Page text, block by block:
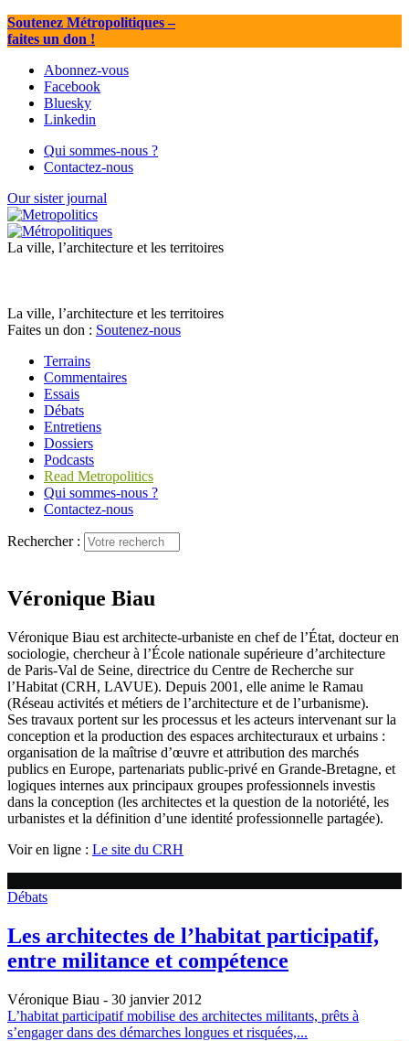
Soutenez Métropolitiques–
faites un don !
Abonnez-vous
Facebook
Bluesky
Linkedin
Qui sommes-nous ?
Contactez-nous
Our sister journal
La ville, l’architecture et les territoires
La ville, l’architecture et les territoires
Faites un don : Soutenez-nous
Terrains
Commentaires
Essais
Débats
Entretiens
Dossiers
Podcasts
Read Metropolitics
Qui sommes-nous ?
Contactez-nous
Rechercher :
Véronique Biau
Véronique Biau est architecte-urbaniste en chef de l’État, docteur en
sociologie, chercheur à l’École nationale supérieure d’architecture
de Paris-Val de Seine, directrice du Centre de Recherche sur
l’Habitat (CRH, LAVUE). Depuis 2001, elle anime le Ramau
(Réseau activités et métiers de l’architecture et de l’urbanisme).
Ses travaux portent sur les processus et les acteurs intervenant sur la
conception et la production des espaces architecturaux et urbains :
organisation de la maîtrise d’œuvre et attribution des marchés
publics en Europe, partenariats public-privé en Grande-Bretagne, et
logiques internes aux principaux groupes professionnels investis
dans la conception (les architectes et la question de la notoriété, les
urbanistes et la définition d’une identité professionnelle partagée).
Voir en ligne : Le site du CRH
Débats
Les architectes de l’habitat participatif,
entre militance et compétence
Véronique Biau - 30 janvier 2012
L’habitat participatif mobilise des architectes militants, prêts à
s’engager dans des démarches longues et risquées,...